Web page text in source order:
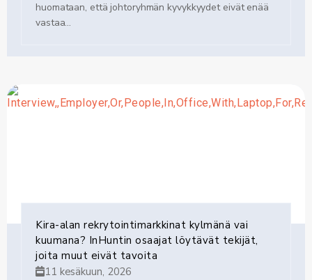
huomataan, että johtoryhmän kyvykkyydet eivät enää
vastaa...
Kira-alan rekrytointimarkkinat kylmänä vai
kuumana? InHuntin osaajat löytävät tekijät,
joita muut eivät tavoita
11 kesäkuun, 2026